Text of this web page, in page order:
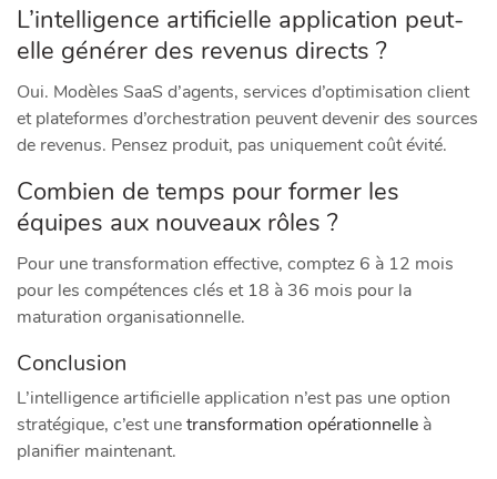
L’intelligence artificielle application peut-
elle générer des revenus directs ?
Oui. Modèles SaaS d’agents, services d’optimisation client
et plateformes d’orchestration peuvent devenir des sources
de revenus. Pensez produit, pas uniquement coût évité.
Combien de temps pour former les
équipes aux nouveaux rôles ?
Pour une transformation effective, comptez 6 à 12 mois
pour les compétences clés et 18 à 36 mois pour la
maturation organisationnelle.
Conclusion
L’intelligence artificielle application n’est pas une option
stratégique, c’est unetransformation opérationnelle à
planifier maintenant.